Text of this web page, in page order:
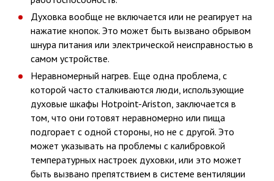
Духовка вообще не включается или не реагирует на
нажатие кнопок. Это может быть вызвано обрывом
шнура питания или электрической неисправностью в
самом устройстве.
Неравномерный нагрев. Еще одна проблема, с
которой часто сталкиваются люди, использующие
духовые шкафы Hotpoint-Ariston, заключается в
том, что они готовят неравномерно или пища
подгорает с одной стороны, но не с другой. Это
может указывать на проблемы с калибровкой
температурных настроек духовки, или это может
быть вызвано препятствием в системе вентиляции